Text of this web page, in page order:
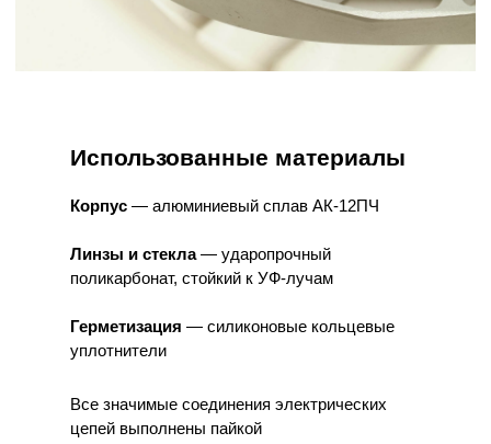
Использованные материалы
Корпус — алюминиевый сплав АК-12ПЧ
Линзы и стекла— ударопрочный
поликарбонат, стойкий к УФ-лучам
Герметизация — силиконовые кольцевые
уплотнители
Все значимые соединения электрических
цепей выполнены пайкой